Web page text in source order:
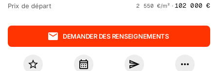
Prix de départ 2 550 €/m² · 102 000 €
DEMANDER DES RENSEIGNEMENTS